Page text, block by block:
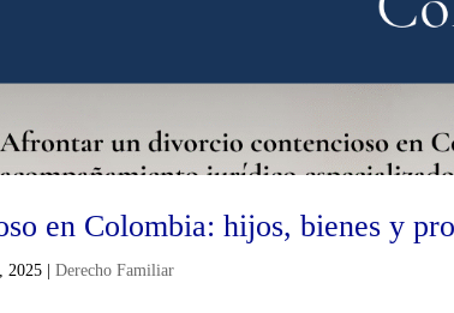
en Colombia: hijos, bienes y
2025 |Derecho Familiar